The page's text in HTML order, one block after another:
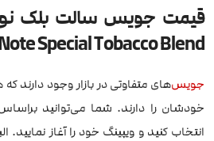
قیمت جویس سالت بلک
Special Tobacco Blend
جویس‌های متفاوتی در بازار وجود دارند
خودشان را دارند. شما می‌توانید
انتخاب کنید و ویپینگ خود را آغاز نمایید.